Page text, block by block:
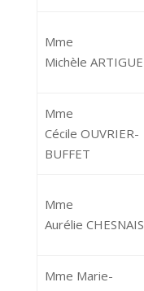
Mme
Michèle ARTIGUE
Mme
Cécile OUVRIER-
BUFFET
Mme
Aurélie CHESNAIS
Mme Marie-